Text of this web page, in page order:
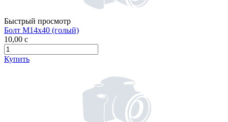
Быстрый просмотр
Болт М14х40 (голый)
10,00 c
Купить